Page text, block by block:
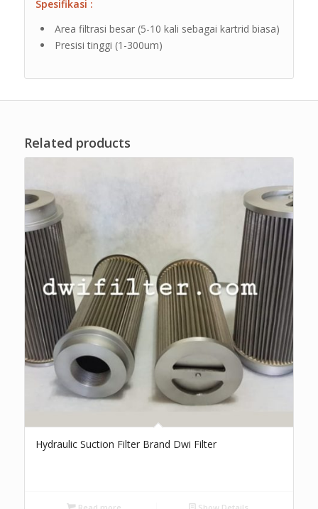
Spesifikasi :
Area filtrasi besar (5-10 kali sebagai kartrid biasa)
Presisi tinggi (1-300um)
Related products
Hydraulic Suction Filter Brand Dwi Filter